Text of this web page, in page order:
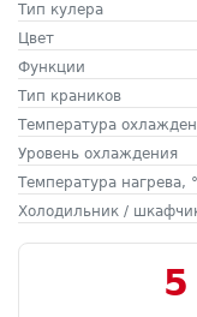
Тип кулера
Цвет
Функции
Тип краников
Температура
Уровень охлаждения
Температура нагрева,
Холодильник /